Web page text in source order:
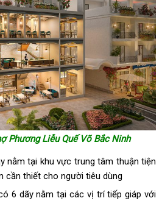
Phương Liễu Quế Võ Bắc Ninh
nằm tại khu vực trung tâm thuận tiện
cần thiết cho người tiêu dùng
6 dãy nằm tại các vị trí tiếp giáp với